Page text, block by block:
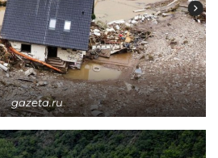
gazeta.ru